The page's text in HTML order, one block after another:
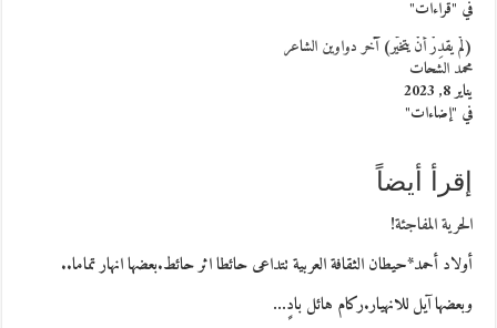
في "قراءات"
(لمْ يقدِرْ أنْ يتخيَّر) آخر دواوين الشاعر
محمد الشحات
يناير 8, 2023
في "إضاءات"
إقرأ أيضاً
الحرية المفاجئة!
أولاد أحمد*حيطان الثقافة العربية تتداعى حائطا اثر حائط.بعضها انهار تماما..
وبعضها آيل للانهيار.ركام هائل بادٍ…